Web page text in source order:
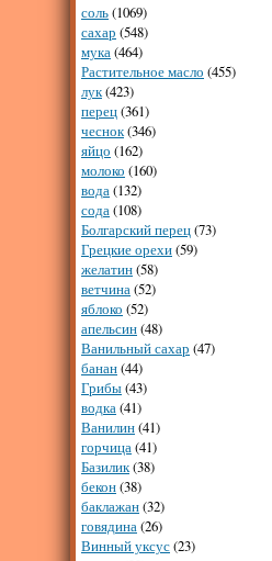
соль(1069)
сахар (548)
мука(464)
Растительное масло (455)
лук(423)
перец(361)
чеснок(346)
яйцо (162)
молоко (160)
вода(132)
сода(108)
Болгарский перец(73)
Грецкие орехи(59)
желатин(58)
ветчина(52)
яблоко (52)
апельсин(48)
Ванильный сахар (47)
банан(44)
Грибы(43)
водка(41)
Ванилин(41)
горчица(41)
Базилик(38)
бекон(38)
баклажан(32)
говядина(26)
Винный уксус(23)